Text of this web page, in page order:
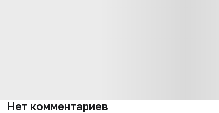
Нет комментариев